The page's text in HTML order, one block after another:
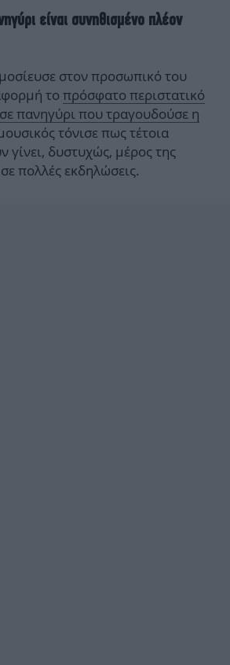
είναι συνηθισμένο πλέον
στον προσωπικό του
το πρόσφατο περιστατικό
πανηγύρι που τραγουδούσε η
τόνισε πως τέτοια
γίνει, δυστυχώς, μέρος της
πολλές εκδηλώσεις.